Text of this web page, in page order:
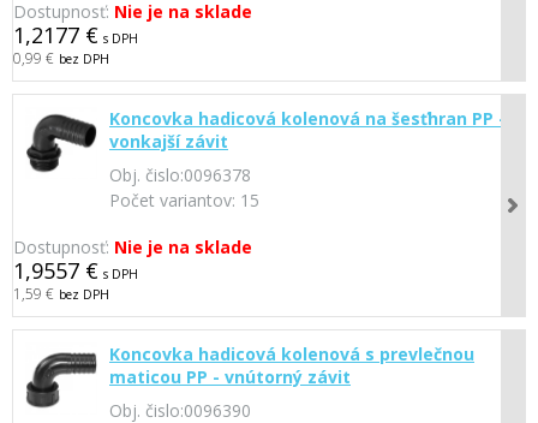
Dostupnosť: Nie je na sklade
1,2177 € s DPH
0,99 € bez DPH
Koncovka hadicová kolenová na šesťhran PP -
vonkajší závit
Obj. čislo:0096378
Počet variantov: 15
Dostupnosť: Nie je na sklade
1,9557 € s DPH
1,59 € bez DPH
Koncovka hadicová kolenová s prevlečnou
maticou PP - vnútorný závit
Obj. čislo:0096390